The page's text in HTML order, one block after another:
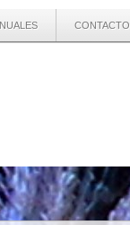
CONTACTO